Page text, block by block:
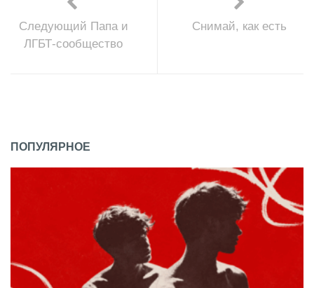
Следующий Папа и
ЛГБТ-сообщество
Снимай, как есть
ПОПУЛЯРНОЕ